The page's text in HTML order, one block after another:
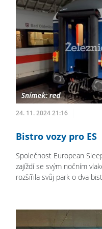
24. 11. 2024 21:16
Bistro vozy pro ES
Společnost European
zajíždí se svým nočním
rozšířila svůj park o dva